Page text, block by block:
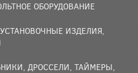
ОБОРУДОВАНИЕ
ИЗДЕЛИЯ,
ДРОССЕЛИ, ТАЙМЕРЫ,